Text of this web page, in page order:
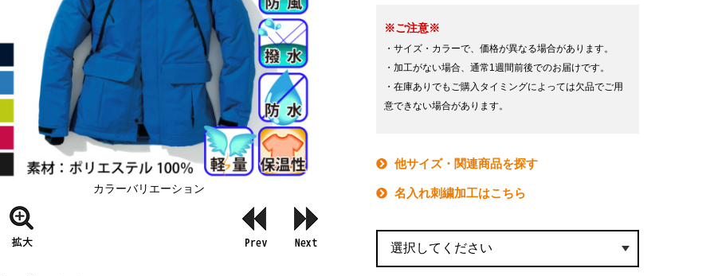
※ご注意※
・サイズ・カラーで、価格が異なる場合があります。
・加工がない場合、通常1週間前後でのお届けです。
・在庫ありでもご購入タイミングによっては欠品でご用
意できない場合があります。
他サイズ・関連商品を探す
名入れ刺繍加工はこちら
カラーバリエーション